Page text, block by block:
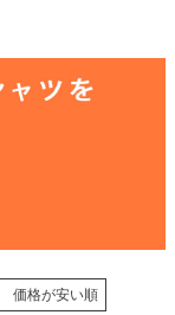
価格が安い順